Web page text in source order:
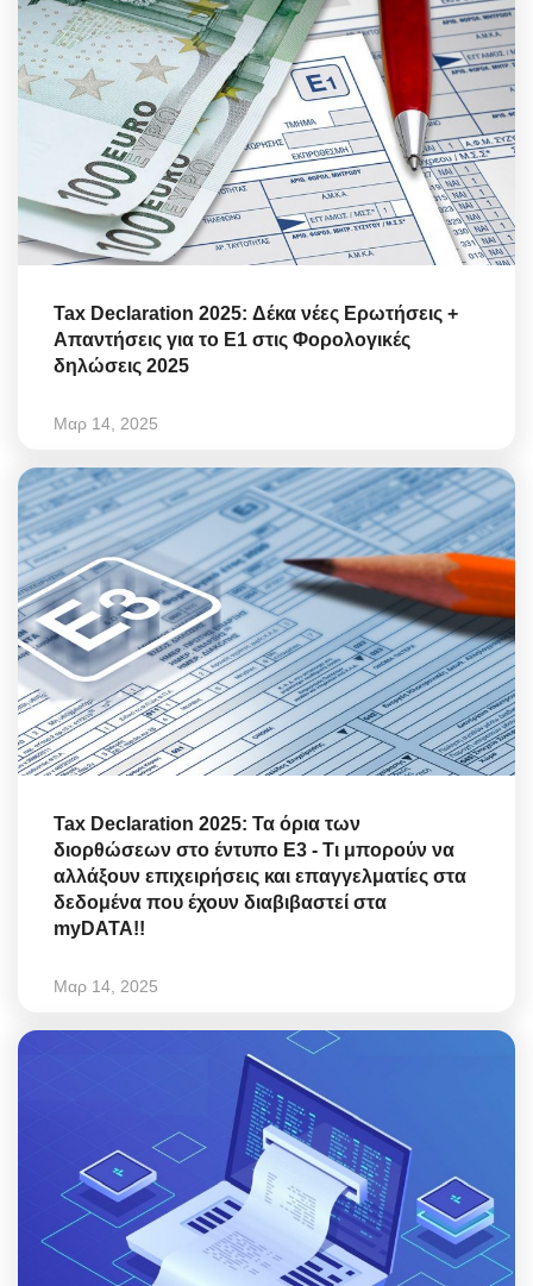
Tax Declaration 2025: Δέκα νέες Ερωτήσεις +
Απαντήσεις για το Ε1 στις Φορολογικές
δηλώσεις 2025
Μαρ 14, 2025
Tax Declaration 2025: Τα όρια των
διορθώσεων στο έντυπο Ε3 - Τι μπορούν να
αλλάξουν επιχειρήσεις και επαγγελματίες στα
δεδομένα που έχουν διαβιβαστεί στα
myDATA!!
Μαρ 14, 2025